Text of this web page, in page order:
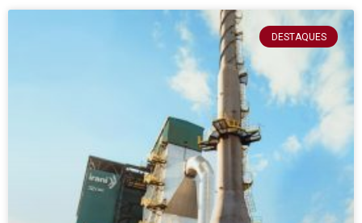
DESTAQUES